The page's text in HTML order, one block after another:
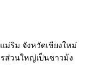
ริม จังหวัดเชียงใหม่
ส่วนใหญ่เป็นชาวม้ง